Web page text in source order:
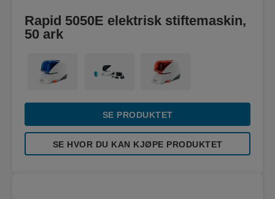
Rapid 5050E elektrisk stiftemaskin,
50 ark
SE PRODUKTET
SE HVOR DU KAN KJØPE PRODUKTET